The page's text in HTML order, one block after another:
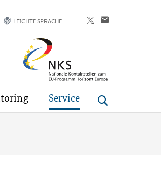
LEICHTE SPRACHE
Horizont
Europa
Service